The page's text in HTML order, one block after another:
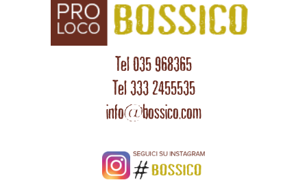
Tel 035 968365
Tel 333 2455535
info@bossico.com